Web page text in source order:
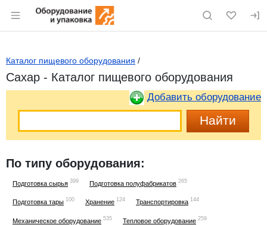
Раздел навигации по сайту eqinfo.ru
Каталог пищевого оборудования /
Сахар - Каталог пищевого оборудования
Добавить оборудование
По типу оборудования:
Подготовка сырья 399 Подготовка полуфабрикатов 265
Подготовка тары 100 Хранение 124 Транспортировка 144
Механическое оборудование 535 Тепловое оборудование 259